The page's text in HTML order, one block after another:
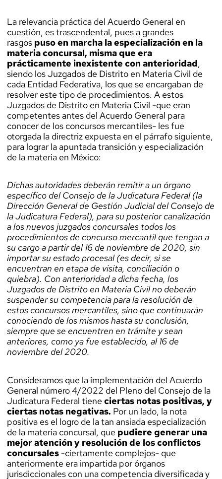
La relevancia práctica del Acuerdo General en
cuestión, es trascendental, pues a grandes
rasgos puso en marcha la especialización en la
materia concursal, misma que era
prácticamente inexistente con anterioridad,
siendo los Juzgados de Distrito en Materia Civil de
cada Entidad Federativa, los que se encargaban de
resolver este tipo de procedimientos. A estos
Juzgados de Distrito en Materia Civil -que eran
competentes antes del Acuerdo General para
conocer de los concursos mercantiles- les fue
otorgada la directriz expuesta en el párrafo siguiente,
para lograr la apuntada transición y especialización
de la materia en México:
Dichas autoridades deberán remitir a un órgano
específico del Consejo de la Judicatura Federal (la
Dirección General de Gestión Judicial del Consejo de
la Judicatura Federal), para su posterior canalización
a los nuevos juzgados concursales todos los
procedimientos de concurso mercantil que tengan a
su cargo a partir del 16 de noviembre de 2020, sin
importar su estado procesal (es decir, si se
encuentran en etapa de visita, conciliación o
quiebra). Con anterioridad a dicha fecha, los
Juzgados de Distrito en Materia Civil no deberán
suspender su competencia para la resolución de
estos concursos mercantiles, sino que continuarán
conociendo de los mismos hasta su conclusión,
siempre que se encuentren en trámite y sean
anteriores, como ya fue establecido, al 16 de
noviembre del 2020.
Consideramos que la implementación del Acuerdo
General número 4/2022 del Pleno del Consejo de la
Judicatura Federal tieneciertas notas positivas, y
ciertas notas negativas. Por un lado, la nota
positiva es el logro de la tan ansiada especialización
de la materia concursal, que pudiere generar una
mejor atención y resolución de los conflictos
concursales-ciertamente complejos- que
anteriormente era impartida por órganos
jurisdiccionales con una competencia diversificada y